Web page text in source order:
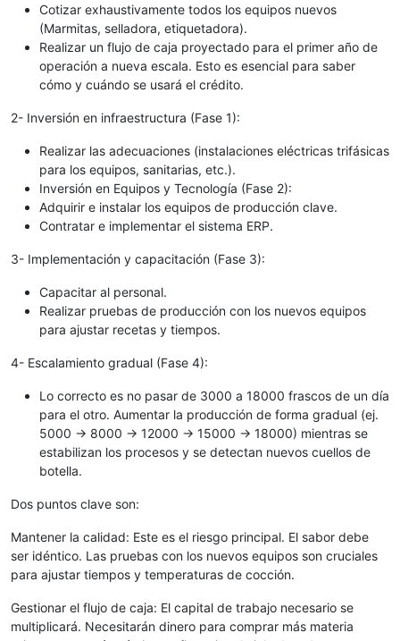
Cotizar exhaustivamente todos los equipos nuevos
(Marmitas, selladora, etiquetadora).
Realizar un flujo de caja proyectado para el primer año de
operación a nueva escala. Esto es esencial para saber
cómo y cuándo se usará el crédito.
2- Inversión en infraestructura (Fase 1):
Realizar las adecuaciones (instalaciones eléctricas trifásicas
para los equipos, sanitarias, etc.).
Inversión en Equipos y Tecnología (Fase 2):
Adquirir e instalar los equipos de producción clave.
Contratar e implementar el sistema ERP.
3- Implementación y capacitación (Fase 3):
Capacitar al personal.
Realizar pruebas de producción con los nuevos equipos
para ajustar recetas y tiempos.
4- Escalamiento gradual (Fase 4):
Lo correcto es no pasar de 3000 a 18000 frascos de un día
para el otro. Aumentar la producción de forma gradual (ej.
5000 -> 8000 -> 12000 -> 15000 -> 18000) mientras se
estabilizan los procesos y se detectan nuevos cuellos de
botella.
Dos puntos clave son:
Mantener la calidad: Este es el riesgo principal. El sabor debe
ser idéntico. Las pruebas con los nuevos equipos son cruciales
para ajustar tiempos y temperaturas de cocción.
Gestionar el flujo de caja: El capital de trabajo necesario se
multiplicará. Necesitarán dinero para comprar más materia